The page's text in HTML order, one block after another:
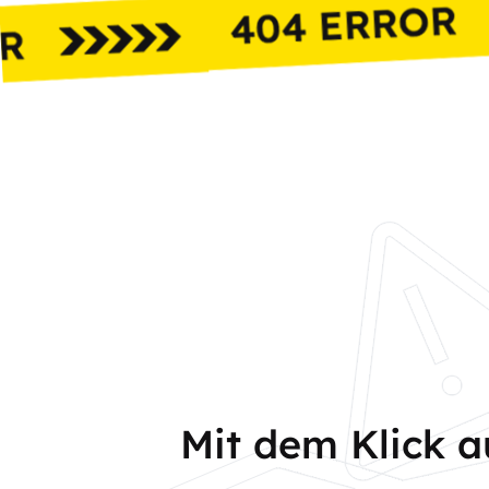
Mit dem Klick